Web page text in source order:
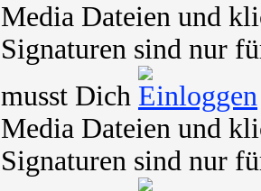
Media Dateien und
Signaturen sind nur
musst Dich
Media Dateien und
Signaturen sind nur